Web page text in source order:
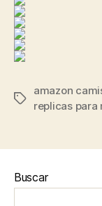
Etiquetas
amazon
replicas para
Buscar